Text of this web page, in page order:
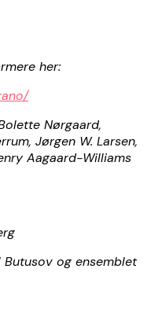
her:
Nørgaard,
Jørgen W. Larsen,
Aagaard-Williams
Butusov og ensemblet